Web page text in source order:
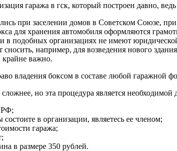
гаража в гск, который построен давно,
при заселении домов в Советском Союзе,
для хранения автомобиля оформляются
в подобных организациях не имеют
сносить, например, для возведения нового
важно.
владения боксом в составе любой гаражной
сложнее, но эта процедура является
РФ;
в организации, являетесь ее членом;
гаража;
в размере 350 рублей.